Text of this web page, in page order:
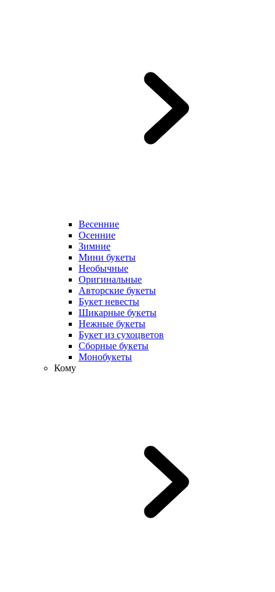
Весенние
Осенние
Зимние
Мини букеты
Необычные
Оригинальные
Авторские букеты
Букет невесты
Шикарные букеты
Нежные букеты
Букет из сухоцветов
Сборные букеты
Монобукеты
Кому